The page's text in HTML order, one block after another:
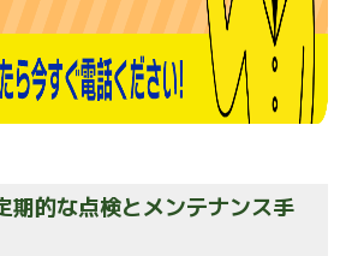
期的な点検とメンテナンス手